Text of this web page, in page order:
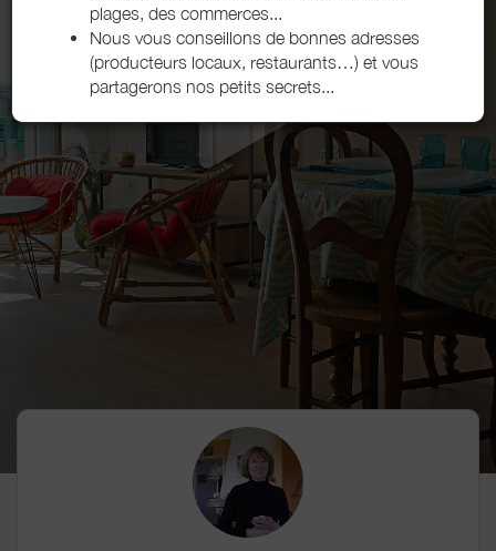
plages, des commerces...
Nous vous conseillons de bonnes adresses
(producteurs locaux, restaurants…) et vous
partagerons nos petits secrets...